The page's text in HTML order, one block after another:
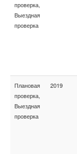
проверка,
Выездная
проверка
Плановая
проверка,
Выездная
проверка
2019